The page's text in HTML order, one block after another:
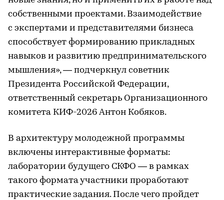
собственными проектами. Взаимодействие
с экспертами и представителями бизнеса
способствует формированию прикладных
навыков и развитию предпринимательского
мышления», — подчеркнул советник
Президента Российской Федерации,
ответственный секретарь Организационного
комитета КИФ-2026 Антон Кобяков.
В архитектуру молодежной программы
включены интерактивные форматы:
лаборатории будущего СКФО — в рамках
такого формата участники проработают
практические задания. После чего пройдет